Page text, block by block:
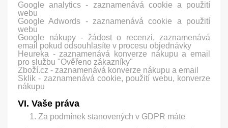
Google analytics - zaznamenává cookie a použití
webu
Google Adwords - zaznamenává cookie a použití
webu
Google nákupy - žádost o recenzi, zaznamenává
email pokud odsouhlasíte v procesu objednávky
Heureka - zaznamenává konverze nákupu a email
pro službu "Ověřeno zákazníky"
Zboží.cz - zaznamenává konverze nákupu a email
Sklik - zaznamenává cookie, použití webu, konverze
nákupu
VI. Vaše práva
Za podmínek stanovených v GDPR máte